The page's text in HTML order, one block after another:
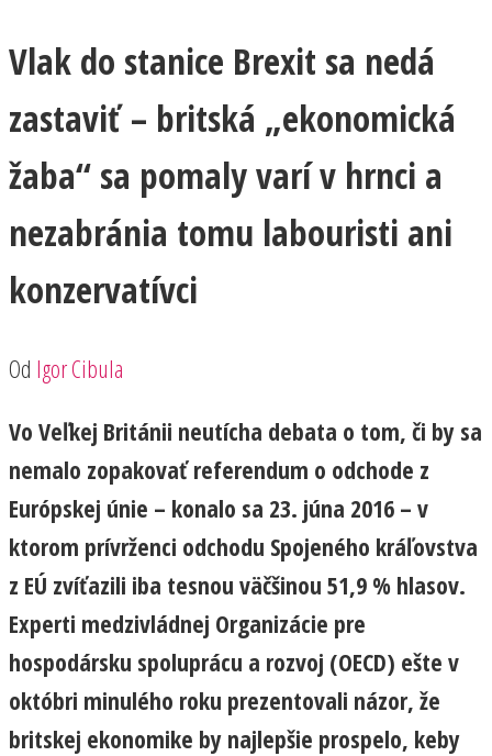
Vlak do stanice Brexit sa nedá
zastaviť – britská „ekonomická
žaba“ sa pomaly varí v hrnci a
nezabránia tomu labouristi ani
konzervatívci
Od Igor Cibula
Vo Veľkej Británii neutícha debata o tom, či by sa
nemalo zopakovať referendum o odchode z
Európskej únie – konalo sa 23. júna 2016 – v
ktorom prívrženci odchodu Spojeného kráľovstva
z EÚ zvíťazili iba tesnou väčšinou 51,9 % hlasov.
Experti medzivládnej Organizácie pre
hospodársku spoluprácu a rozvoj (OECD) ešte v
októbri minulého roku prezentovali názor, že
britskej ekonomike by najlepšie prospelo, keby